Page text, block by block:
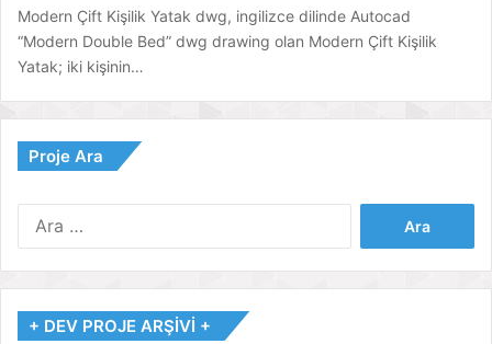
Modern Çift Kişilik Yatak dwg, ingilizce dilinde Autocad
“Modern Double Bed” dwg drawing olan Modern Çift Kişilik
Yatak; iki kişinin…
Proje Ara
+ DEV PROJE ARŞİVİ +